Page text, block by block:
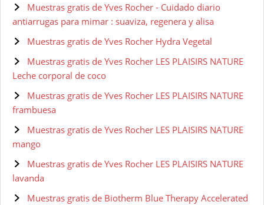
Muestras gratis de Yves Rocher - Cuidado diario
antiarrugas para mimar : suaviza, regenera y alisa
Muestras gratis de Yves Rocher Hydra Vegetal
Muestras gratis de Yves Rocher LES PLAISIRS NATURE
Leche corporal de coco
Muestras gratis de Yves Rocher LES PLAISIRS NATURE
frambuesa
Muestras gratis de Yves Rocher LES PLAISIRS NATURE
mango
Muestras gratis de Yves Rocher LES PLAISIRS NATURE
lavanda
Muestras gratis de Biotherm Blue Therapy Accelerated